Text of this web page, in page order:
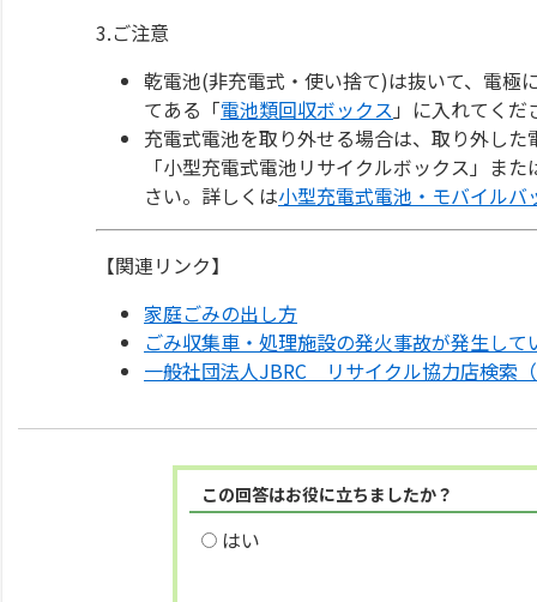
3.ご注意
乾電池(非充電式・使い捨て)は抜いて、電極
てある「電池類回収ボックス 」に入れてくだ
充電式電池を取り外せる場合は、取り外し
「小型充電式電池リサイクルボックス」ま
さい。詳しくは小型充電式電池・モバイル
【関連リンク】
家庭ごみの出し方
ごみ収集車・処理施設の発火事故が発生して
一般社団法人JBRC リサイクル協力店検索
この回答はお役に立ちましたか？
はい